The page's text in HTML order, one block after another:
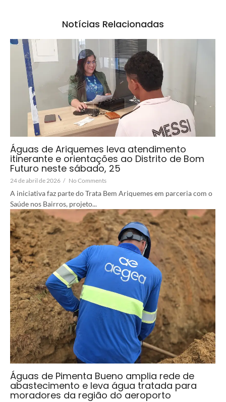
Notícias Relacionadas
Águas de Ariquemes leva atendimento
itinerante e orientações ao Distrito de Bom
Futuro neste sábado, 25
24 de abril de 2026 / No Comments
A iniciativa faz parte do Trata Bem Ariquemes em parceria com o
Saúde nos Bairros, projeto...
Águas de Pimenta Bueno amplia rede de
abastecimento e leva água tratada para
moradores da região do aeroporto